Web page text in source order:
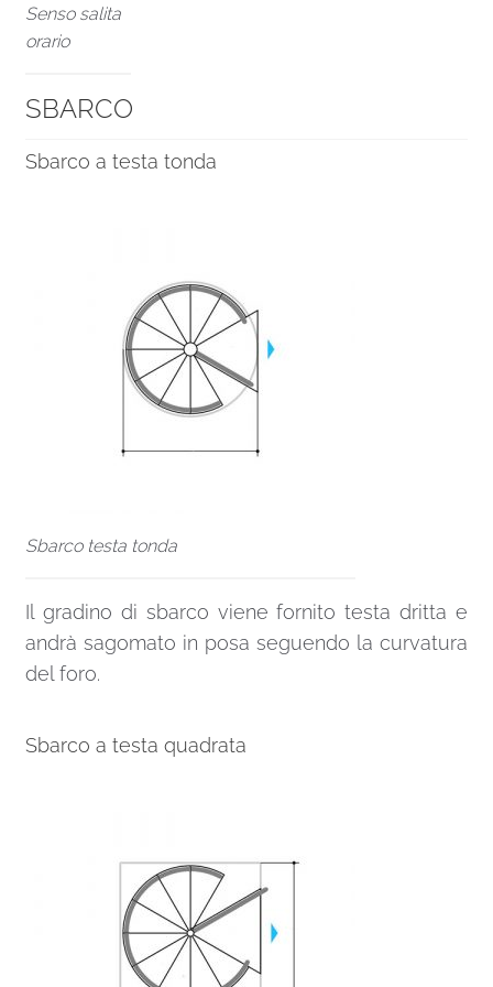
Senso salita
orario
SBARCO
Sbarco a testa tonda
Sbarco testa tonda
Il gradino di sbarco viene fornito testa dritta e
andrà sagomato in posa seguendo la curvatura
del foro.
Sbarco a testa quadrata